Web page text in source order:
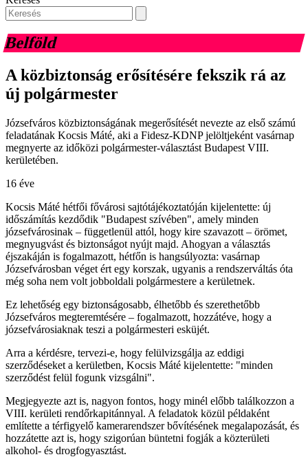
Belföld
A közbiztonság erősítésére fekszik rá az
új polgármester
Józsefváros közbiztonságának megerősítését nevezte az első számú
feladatának Kocsis Máté, aki a Fidesz-KDNP jelöltjeként vasárnap
megnyerte az időközi polgármester-választást Budapest VIII.
kerületében.
16 éve
Kocsis Máté hétfői fővárosi sajtótájékoztatóján kijelentette: új
időszámítás kezdődik "Budapest szívében", amely minden
józsefvárosinak – függetlenül attól, hogy kire szavazott – örömet,
megnyugvást és biztonságot nyújt majd. Ahogyan a választás
éjszakáján is fogalmazott, hétfőn is hangsúlyozta: vasárnap
Józsefvárosban véget ért egy korszak, ugyanis a rendszerváltás óta
még soha nem volt jobboldali polgármestere a kerületnek.
Ez lehetőség egy biztonságosabb, élhetőbb és szerethetőbb
Józsefváros megteremtésére – fogalmazott, hozzátéve, hogy a
józsefvárosiaknak teszi a polgármesteri esküjét.
Arra a kérdésre, tervezi-e, hogy felülvizsgálja az eddigi
szerződéseket a kerületben, Kocsis Máté kijelentette: "minden
szerződést felül fogunk vizsgálni".
Megjegyezte azt is, nagyon fontos, hogy minél előbb találkozzon a
VIII. kerületi rendőrkapitánnyal. A feladatok közül példaként
említette a térfigyelő kamerarendszer bővítésének megalapozását, és
hozzátette azt is, hogy szigorúan büntetni fogják a közterületi
alkohol- és drogfogyasztást.